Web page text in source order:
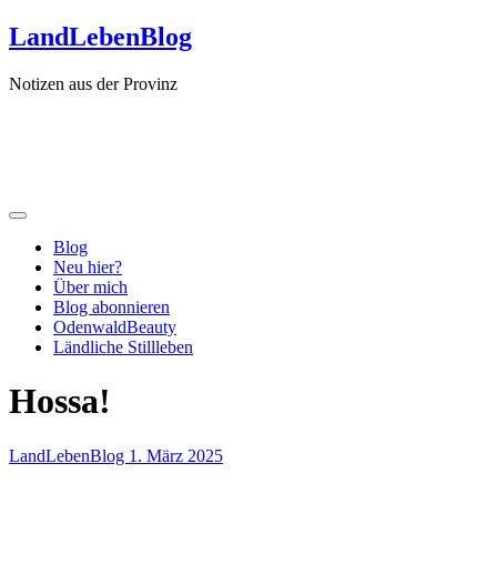
Zum
Inhalt
LandLebenBlog
Notizen aus der Provinz
Blog
Neu hier?
Über mich
Blog abonnieren
OdenwaldBeauty
Ländliche Stillleben
Hossa!
LandLebenBlog 1. März 2025